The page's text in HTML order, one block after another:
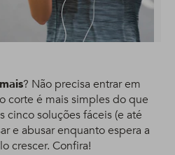
? Não precisa entrar em
corte é mais simples do que
cinco soluções fáceis (e até
e abusar enquanto espera a
crescer. Confira!